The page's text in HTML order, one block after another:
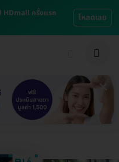
HDmall ครั้งแรก
โหลดเลย